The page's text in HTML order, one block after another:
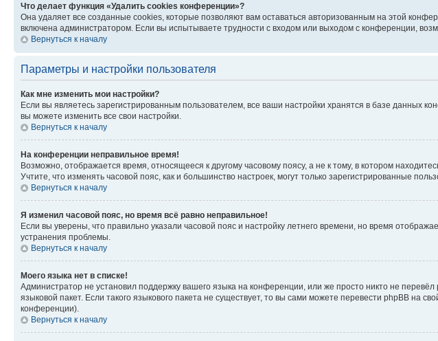
Что делает функция «Удалить cookies конференции»?
Она удаляет все созданные cookies, которые позволяют вам оставаться авторизованным на этой
включена администратором. Если вы испытываете трудности с входом или выходом с конференции,
Вернуться к началу
Параметры и настройки пользователя
Как мне изменить мои настройки?
Если вы являетесь зарегистрированным пользователем, все ваши настройки хранятся в базе данных
вы можете изменить все свои настройки.
Вернуться к началу
На конференции неправильное время!
Возможно, отображается время, относящееся к другому часовому поясу, а не к тому, в котором
Учтите, что изменять часовой пояс, как и большинство настроек, могут только зарегистрированные
Вернуться к началу
Я изменил часовой пояс, но время всё равно неправильное!
Если вы уверены, что правильно указали часовой пояс и настройку летнего времени, но время
устранения проблемы.
Вернуться к началу
Моего языка нет в списке!
Администратор не установил поддержку вашего языка на конференции, или же просто никто не
языковой пакет. Если такого языкового пакета не существует, то вы сами можете перевести phpBB
конференции).
Вернуться к началу